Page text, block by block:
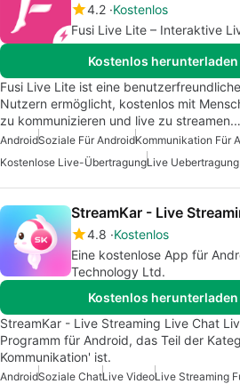
4.2 Kostenlos
Fusi Live Lite – Interaktive
Kostenlos
Fusi Live Lite ist eine
Nutzern ermöglicht, kostenlos mit
zu kommunizieren und live zu
AndroidSoziale Für AndroidKommunikation Für
Kostenlose Live-ÜbertragungLive Uebertragung
StreamKar - Live
4.8 Kostenlos
Eine kostenlose App für
Technology Ltd.
Kostenlos
StreamKar - Live Streaming Live Chat
Programm für Android, das Teil der
Kommunikation' ist.
AndroidSoziale ChatLive VideoLive Streaming